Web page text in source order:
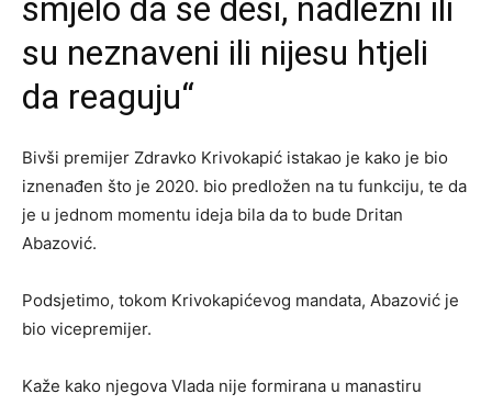
smjelo da se desi, nadležni ili
su neznaveni ili nijesu htjeli
da reaguju“
Bivši premijer Zdravko Krivokapić istakao je kako je bio
iznenađen što je 2020. bio predložen na tu funkciju, te da
je u jednom momentu ideja bila da to bude Dritan
Abazović.
Podsjetimo, tokom Krivokapićevog mandata, Abazović je
bio vicepremijer.
Kaže kako njegova Vlada nije formirana u manastiru